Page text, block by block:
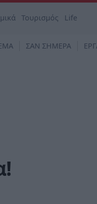
Τουρισμός Life
ΣΑΝ ΣΗΜΕΡΑ